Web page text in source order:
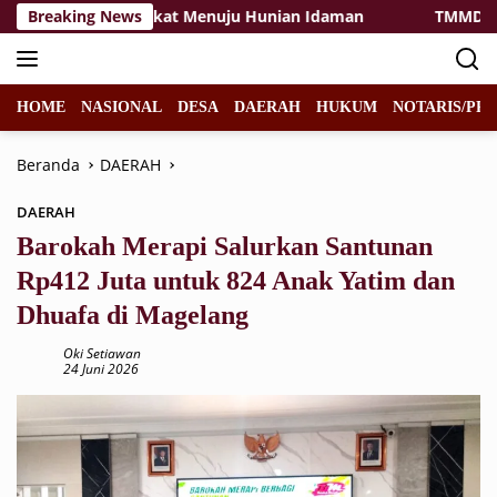
Langsung
ke
konten
Breaking News
Semakin Dekat Menuju Hunian Idaman TMMD Ke-
HOME NASIONAL DESA DAERAH HUKUM NOTARIS/
Beranda DAERAH
DAERAH
Barokah Merapi Salurkan Santunan
Rp412 Juta untuk 824 Anak Yatim dan
Dhuafa di Magelang
Oki Setiawan
24 Juni 2026